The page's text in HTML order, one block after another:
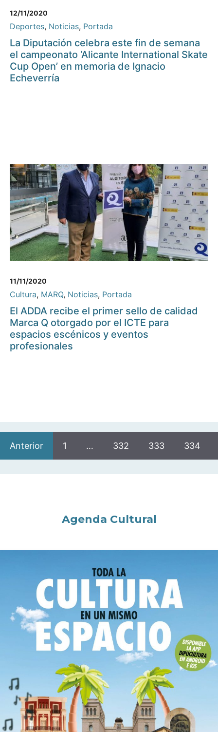
12/11/2020
Deportes, Noticias, Portada
La Diputación celebra este fin de semana
el campeonato ‘Alicante International Skate
Cup Open’ en memoria de Ignacio
Echeverría
11/11/2020
Cultura, MARQ, Noticias, Portada
El ADDA recibe el primer sello de calidad
Marca Q otorgado por el ICTE para
espacios escénicos y eventos
profesionales
Anterior 1 … 332 333 334
Agenda Cultural